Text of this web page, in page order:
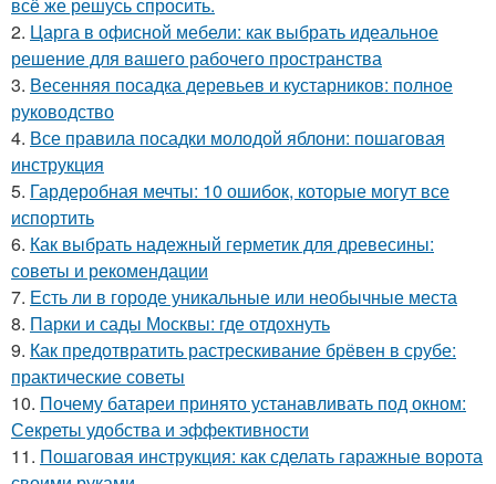
2. Царга в офисной мебели: как выбрать идеальное
решение для вашего рабочего пространства
3. Весенняя посадка деревьев и кустарников: полное
руководство
4. Все правила посадки молодой яблони: пошаговая
инструкция
5. Гардеробная мечты: 10 ошибок, которые могут все
испортить
6. Как выбрать надежный герметик для древесины:
советы и рекомендации
7. Есть ли в городе уникальные или необычные места
8. Парки и сады Москвы: где отдохнуть
9. Как предотвратить растрескивание брёвен в срубе:
практические советы
10. Почему батареи принято устанавливать под окном:
Секреты удобства и эффективности
11. Пошаговая инструкция: как сделать гаражные ворота